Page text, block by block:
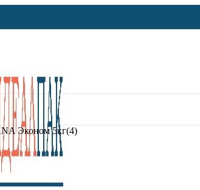
Эконом 5кг(4)